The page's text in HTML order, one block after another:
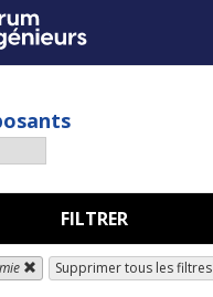
FILTRER
Supprimer tous les filtres